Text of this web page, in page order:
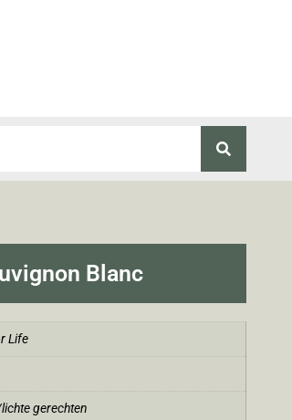
Blanc
Life
gerechten